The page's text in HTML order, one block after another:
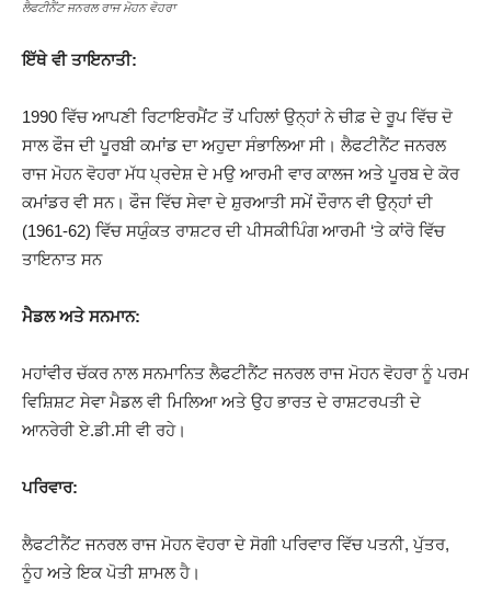
ਲੈਫਟੀਨੈਂਟ ਜਨਰਲ ਰਾਜ ਮੋਹਨ ਵੋਹਰਾ
ਇੱਥੇ ਵੀ ਤਾਇਨਾਤੀ:
1990 ਵਿੱਚ ਆਪਣੀ ਰਿਟਾਇਰਮੈਂਟ ਤੋਂ ਪਹਿਲਾਂ ਉਨ੍ਹਾਂ ਨੇ ਚੀਫ਼ ਦੇ ਰੂਪ ਵਿੱਚ ਦੋ
ਸਾਲ ਫੌਜ ਦੀ ਪੂਰਬੀ ਕਮਾਂਡ ਦਾ ਅਹੁਦਾ ਸੰਭਾਲਿਆ ਸੀ। ਲੈਫਟੀਨੈਂਟ ਜਨਰਲ
ਰਾਜ ਮੋਹਨ ਵੋਹਰਾ ਮੱਧ ਪ੍ਰਦੇਸ਼ ਦੇ ਮਉ ਆਰਮੀ ਵਾਰ ਕਾਲਜ ਅਤੇ ਪੂਰਬ ਦੇ ਕੋਰ
ਕਮਾਂਡਰ ਵੀ ਸਨ। ਫੌਜ ਵਿੱਚ ਸੇਵਾ ਦੇ ਸ਼ੁਰਆਤੀ ਸਮੇਂ ਦੌਰਾਨ ਵੀ ਉਨ੍ਹਾਂ ਦੀ
(1961-62) ਵਿੱਚ ਸਯੁੰਕਤ ਰਾਸ਼ਟਰ ਦੀ ਪੀਸਕੀਪਿੰਗ ਆਰਮੀ ‘ਤੇ ਕਾਂਰੋ ਵਿੱਚ
ਤਾਇਨਾਤ ਸਨ
ਮੈਡਲ ਅਤੇ ਸਨਮਾਨ:
ਮਹਾਂਵੀਰ ਚੱਕਰ ਨਾਲ ਸਨਮਾਨਿਤ ਲੈਫਟੀਨੈਂਟ ਜਨਰਲ ਰਾਜ ਮੋਹਨ ਵੋਹਰਾ ਨੂੰ ਪਰਮ
ਵਿਸ਼ਿਸ਼ਟ ਸੇਵਾ ਮੈਡਲ ਵੀ ਮਿਲਿਆ ਅਤੇ ਉਹ ਭਾਰਤ ਦੇ ਰਾਸ਼ਟਰਪਤੀ ਦੇ
ਆਨਰੇਰੀ ਏ.ਡੀ.ਸੀ ਵੀ ਰਹੇ।
ਪਰਿਵਾਰ:
ਲੈਫਟੀਨੈਂਟ ਜਨਰਲ ਰਾਜ ਮੋਹਨ ਵੋਹਰਾ ਦੇ ਸੋਗੀ ਪਰਿਵਾਰ ਵਿੱਚ ਪਤਨੀ, ਪੁੱਤਰ,
ਨੂੰਹ ਅਤੇ ਇਕ ਪੋਤੀ ਸ਼ਾਮਲ ਹੈ।